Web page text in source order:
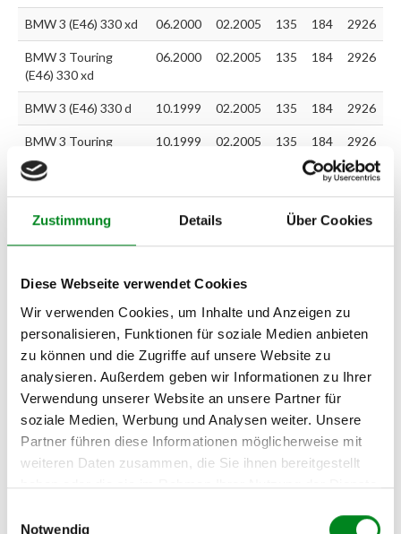
Zustimmung Details Über Cookies
Diese Webseite verwendet Cookies
Wir verwenden Cookies, um Inhalte und Anzeigen zu
personalisieren, Funktionen für soziale Medien anbieten
zu können und die Zugriffe auf unsere Website zu
analysieren. Außerdem geben wir Informationen zu Ihrer
Verwendung unserer Website an unsere Partner für
soziale Medien, Werbung und Analysen weiter. Unsere
Partner führen diese Informationen möglicherweise mit
weiteren Daten zusammen, die Sie ihnen bereitgestellt
haben oder die sie im Rahmen Ihrer Nutzung der Dienste
Notwendig
BMW 3 (E46) 330 xd 06.2000 02.2005 135 184 2926
BMW 3 Touring
(E46) 330 xd
06.2000 02.2005 135 184 2926
BMW 3 (E46) 330 d 10.1999 02.2005 135 184 2926
BMW 3 Touring
(E46) 330 d
10.1999 02.2005 135 184 2926
BMW 5 (E39) 530 d 08.1998 09.2000 135 184 2926
(E39) 530 d
BMW 5 Touring
(E39) 530 d
09.2000 05.2004 142 193 2926
BMW 5 (E39) 530 d 09.2000 06.2003 142 193
BMW 7 (E38) 730 d 04.2000 11.2001 142 193
Zur exakten Fahrzeug-Identifizierung können Sie auch unseren
Wir benötigen folgende Fahrzeugdaten:Schlüsselnummerzu 2